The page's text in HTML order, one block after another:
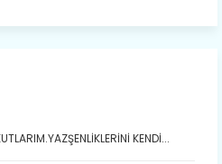
KENDİ...